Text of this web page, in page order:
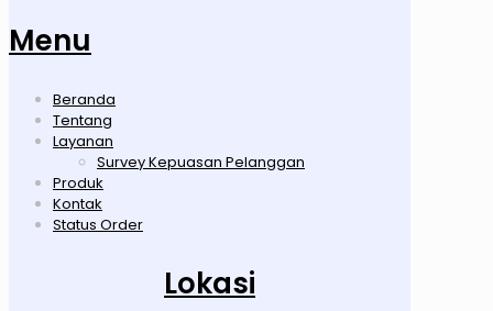
Menu
Beranda
Tentang
Layanan
Survey Kepuasan Pelanggan
Produk
Kontak
Status Order
Lokasi